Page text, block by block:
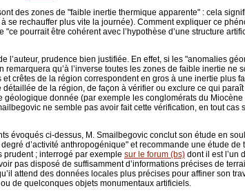
des zones de "faible inertie thermique apparente" : cela
se rechauffer plus vite la journée). Comment expliquer ce
"ce pourrait être cohérent avec l’hypothèse d’une structure
l’auteur, prudence bien justifiée. En effet, si les "anomalies
qu’à l’inverse toutes les zones de faible inertie ne
et crêtes de la région correspondent en gros à une inertie plus
de la région, de façon à vérifier ou exclure ce qui
géologique donnée (par exemple les conglomérats du
ne semble pas avoir fait cette vérification, en tout
évoqués ci-dessus, M. Smailbegovic conclut son étude en
d’activité anthropogénique" et recommande une étude
prudent ; interrogé par exemple sur le forum (bs) dont il est l’un
pas disposé de suffisamment d’informations précises de
attend des données locales plus précises pour affiner son
de quelconques objets monumentaux artificiels.